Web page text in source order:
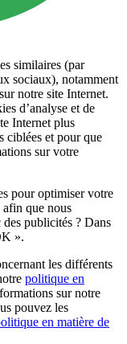
similaires (par
sociaux), notamment
notre site Internet.
d’analyse et de
Internet plus
ciblées et pour que
sur votre
pour optimiser votre
afin que nous
des publicités ? Dans
».
les différents
politique en
sur notre
pouvez les
en matière de